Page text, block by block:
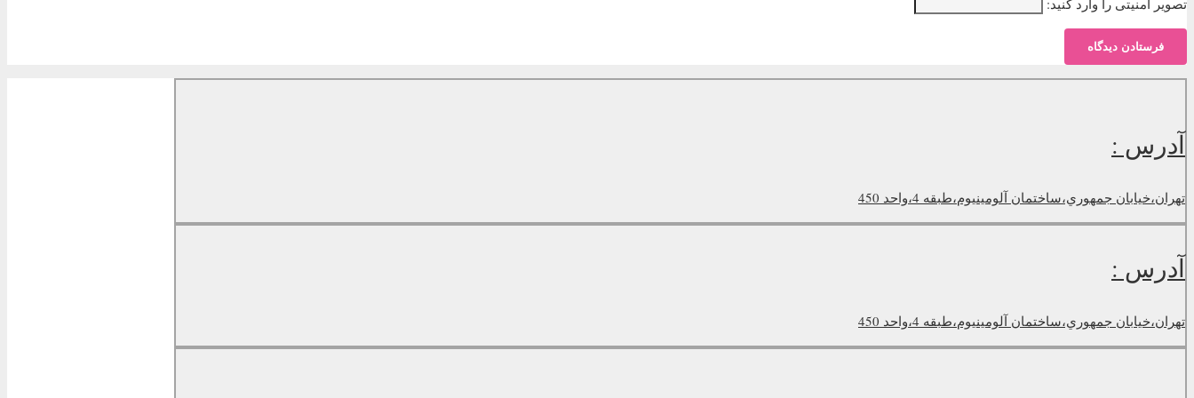
تصویر امنیتی را وارد کنید:
فرستادن دیدگاه
آدرس :
تهران،خيابان جمهوري،‌ساختمان آلومينيوم،طبقه 4،واحد 450
آدرس :
تهران،خيابان جمهوري،‌ساختمان آلومينيوم،طبقه 4،واحد 450